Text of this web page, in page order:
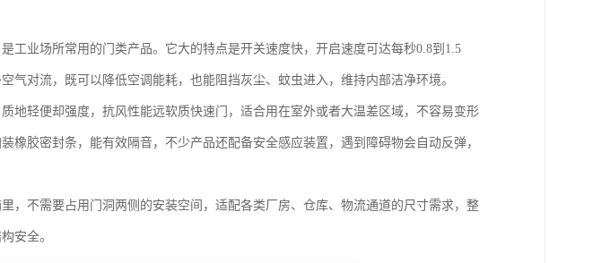
工业场所常用的门类产品。它大的特点是开关速度快，开启速度可达每秒0.8到1.5
气对流，既可以降低空调能耗，也能阻挡灰尘、蚊虫进入，维持内部洁净环境。
地轻便却强度，抗风性能远软质快速门，适合用在室外或者大温差区域，不容易变形
橡胶密封条，能有效隔音，不少产品还配备安全感应装置，遇到障碍物会自动反弹，
，不需要占用门洞两侧的安装空间，适配各类厂房、仓库、物流通道的尺寸需求，整
安全。